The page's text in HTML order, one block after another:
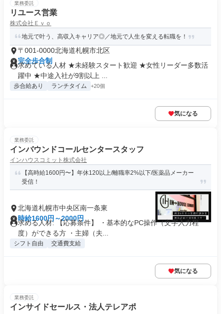
業務委託
リユース営業
株式会社Ｅｖｏ
地元で叶う、高収入キャリア◎／地元で人生を変える転職を！
〒001-0000北海道札幌市北区
完全歩合制
求めている人材 ★未経験スタート歓迎 ★女性リーダー多数活
躍中 ★中途入社が9割以上 ...
歩合給あり ランチタイム +20個
気になる
業務委託
インバウンドコールセンタースタッフ
インハウスコミット株式会社
【高時給1600円〜】年休120以上/離職率2%以下/医薬品メーカー
受信！
北海道札幌市中央区南一条東
時給1600円～2000円
求める人材: 【応募条件】 ・基本的なPC操作（文字入力程
度）ができる方 ・主婦（夫...
シフト自由 交通費支給
気になる
業務委託
インサイドセールス・法人テレアポ